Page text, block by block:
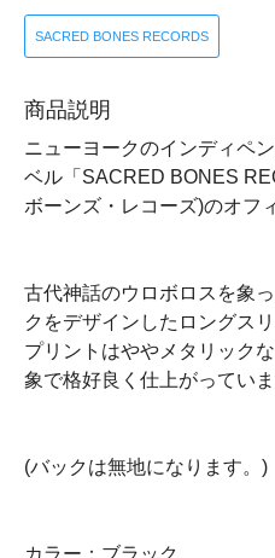
SACRED BONES RECORDS
商品説明
ニューヨークのインディペ
ベル「SACRED BONES
ボーンズ・レコーズ)のオフ
古代神話のウロボロスを象
クをデザインしたロングス
プリントはややメタリック
象で格好良く仕上がっていま
(バックは無地になります。)